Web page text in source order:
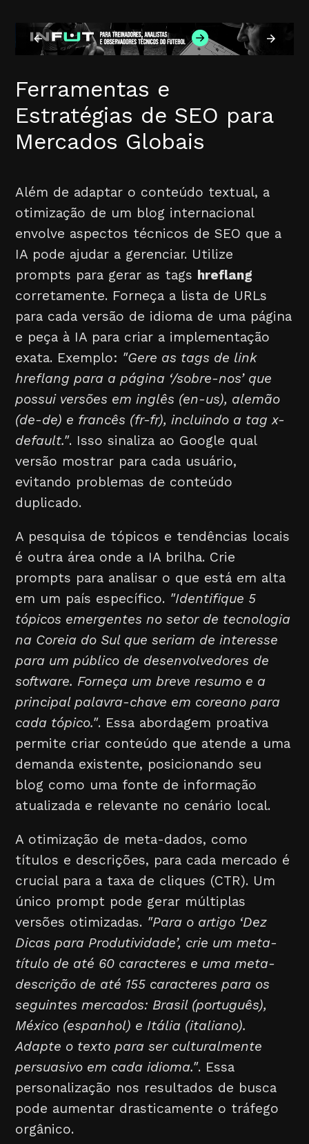
Ferramentas e
Estratégias de SEO para
Mercados Globais
Além de adaptar o conteúdo textual, a
otimização de um blog internacional
envolve aspectos técnicos de SEO que a
IA pode ajudar a gerenciar. Utilize
prompts para gerar as tags hreflang
corretamente. Forneça a lista de URLs
para cada versão de idioma de uma página
e peça à IA para criar a implementação
exata. Exemplo: "Gere as tags de link
hreflang para a página ‘/sobre-nos’ que
possui versões em inglês (en-us), alemão
(de-de) e francês (fr-fr), incluindo a tag x-
default.". Isso sinaliza ao Google qual
versão mostrar para cada usuário,
evitando problemas de conteúdo
duplicado.
A pesquisa de tópicos e tendências locais
é outra área onde a IA brilha. Crie
prompts para analisar o que está em alta
em um país específico. "Identifique 5
tópicos emergentes no setor de tecnologia
na Coreia do Sul que seriam de interesse
para um público de desenvolvedores de
software. Forneça um breve resumo e a
principal palavra-chave em coreano para
cada tópico.". Essa abordagem proativa
permite criar conteúdo que atende a uma
demanda existente, posicionando seu
blog como uma fonte de informação
atualizada e relevante no cenário local.
A otimização de meta-dados, como
títulos e descrições, para cada mercado é
crucial para a taxa de cliques (CTR). Um
único prompt pode gerar múltiplas
versões otimizadas. "Para o artigo ‘Dez
Dicas para Produtividade’, crie um meta-
título de até 60 caracteres e uma meta-
descrição de até 155 caracteres para os
seguintes mercados: Brasil (português),
México (espanhol) e Itália (italiano).
Adapte o texto para ser culturalmente
persuasivo em cada idioma.". Essa
personalização nos resultados de busca
pode aumentar drasticamente o tráfego
orgânico.